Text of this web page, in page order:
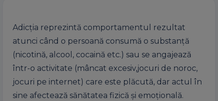
Adicţia reprezintă comportamentul rezultat
atunci când o persoană consumă o substanţă
(nicotină, alcool, cocaină etc.) sau se angajează
într-o activitate (mâncat excesiv,jocuri de noroc,
jocuri pe internet) care este plăcută, dar actul în
sine afectează sănătatea fizică și emoțională.